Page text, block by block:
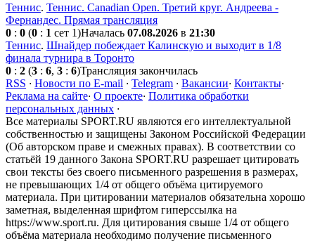
Теннис. Теннис. Canadian Open. Третий круг. Андреева -
Фернандес. Прямая трансляция
0 : 0 (0 : 1 сет 1)Началась 07.08.2026 в 21:30
Теннис. Шнайдер побеждает Калинскую и выходит в 1/8
финала турнира в Торонто
0 : 2 (3 : 6, 3 : 6)Трансляция закончилась
RSS · Новости по E-mail · Telegram · Вакансии· Контакты·
Реклама на сайте· О проекте· Политика обработки
персональных данных ·
Все материалы SPORT.RU являются его интеллектуальной
собственностью и защищены Законом Российской Федерации
(Об авторском праве и смежных правах). В соответствии со
статьёй 19 данного Закона SPORT.RU разрешает цитировать
свои тексты без своего письменного разрешения в размерах,
не превышающих 1/4 от общего объёма цитируемого
материала. При цитировании материалов обязательна хорошо
заметная, выделенная шрифтом гиперссылка на
https://www.sport.ru. Для цитирования свыше 1/4 от общего
объёма материала необходимо получение письменного